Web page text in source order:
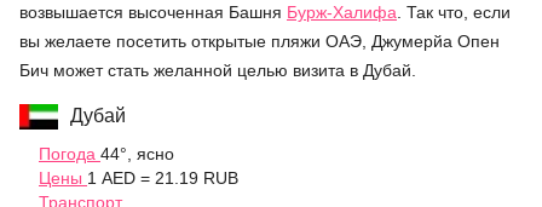
возвышается высоченная Башня Бурж-Халифа . Так что, если
вы желаете посетить открытые пляжи ОАЭ, Джумерйа Опен
Бич может стать желанной целью визита в Дубай.
Дубай
Погода 44°, ясно
Цены 1 AED = 21.19 RUB
Транспорт